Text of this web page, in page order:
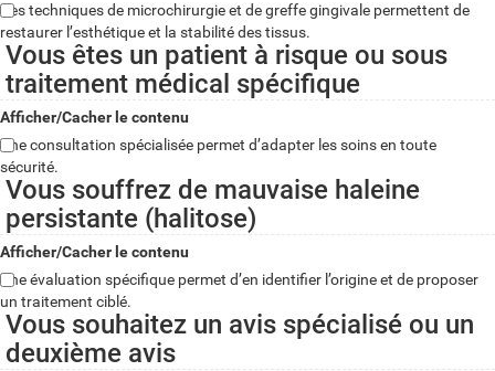
Des techniques de microchirurgie et de greffe gingivale permettent de
restaurer l’esthétique et la stabilité des tissus.
Vous êtes un patient à risque ou sous
traitement médical spécifique
Afficher/Cacher le contenu
Une consultation spécialisée permet d’adapter les soins en toute
sécurité.
Vous souffrez de mauvaise haleine
persistante (halitose)
Afficher/Cacher le contenu
Une évaluation spécifique permet d’en identifier l’origine et de proposer
un traitement ciblé.
Vous souhaitez un avis spécialisé ou un
deuxième avis